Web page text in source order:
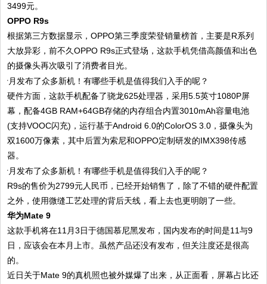
3499元。
OPPO R9s
根据第三方数据显示，OPPO第三季度荣登销量榜首，主要是R系列
大放异彩，前不久OPPO R9s正式登场，这款手机凭借高颜值和出色
的摄像头再次吸引了消费者目光。
硬件方面，这款手机配备了骁龙625处理器，采用5.5英寸1080P屏
幕，配备4GB RAM+64GB存储的内存组合内置3010mAh容量电池
(支持VOOC闪充)，运行基于Android 6.0的ColorOS 3.0，摄像头为
双1600万像素，其中后置为索尼和OPPO定制研发的IMX398传感
器。
R9s的售价为2799元人民币，已经开始销售了，除了不错的硬件配置
之外，使用微缝工艺处理的背后天线，看上去也更明朗了一些。
华为Mate 9
这款手机将在11月3日于德国慕尼黑发布，国内发布的时间是11与9
日，应该会在本月上市。虽然产品还没有发布，但关注度还是很高
的。
近日关于Mate 9的真机照也被外媒爆了出来，从正面看，屏幕占比还